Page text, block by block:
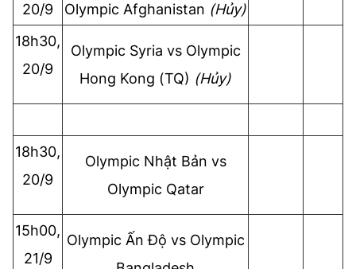
20/9 Olympic Afghanistan (Hủy)
18h30,
20/9
OlympicSyria vs Olympic
Hong Kong (TQ) (Hủy)
18h30,
20/9
OlympicNhật Bản vs
OlympicQatar
15h00,
21/9
OlympicẤn Độ vs Olympic